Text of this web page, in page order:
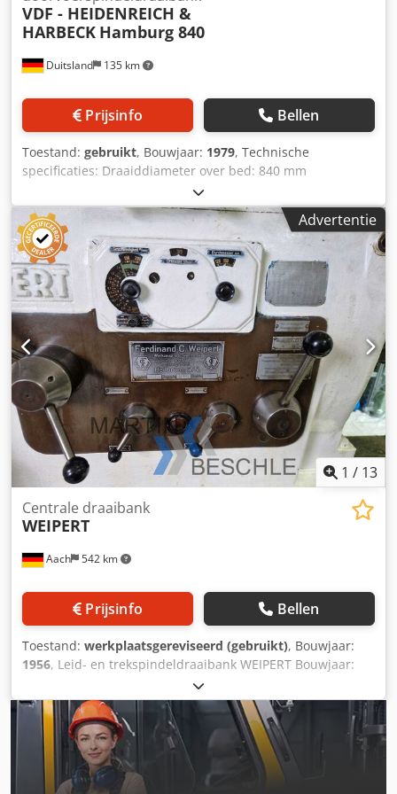
Duitsland 135 km
VDF - HEIDENREICH &
HARBECK Hamburg 840
Prijsinfo Bellen
Toestand: gebruikt, Bouwjaar: 1979, Technische
specificaties: Draaiddiameter over bed: 840 mm
Draaiddiameter over steun: 520 mm Draailengte: 4000 mm
Draaiddiameter in de conus: 920 mm Lengte van de conus:
500 mm Dkedpfx Ajzm S Ahof Uor Spindeltoerentallen: 7,1
- 1400 omw/min Voeding per omwenteling: 0,032 - 2,24
mm 4-klauwplaat diameter: 800 mm Totaal
vermogensverbruik: 22 kW Machinegewicht ca.: 6,5 ton
Benodigde ruimte ca.: 6,5 x 1,5 x 2,0 m met digitale
uitlezing HEIDENHAIN 3-klauwplaat, diameter 315 mm
MULTIFIX gereedschaphouder 2 vaste steunen (doorgang
340 mm, 520 mm)
Advertentie
1 / 13
Aach 542 km
Centrale draaibank
WEIPERT
Prijsinfo Bellen
Toestand: werkplaatsgereviseerd (gebruikt), Bouwjaar:
1956, Leid- en trekspindeldraaibank WEIPERT Bouwjaar:
1956 Spilboring: 90 mm Afstand tussen de centers: 3000
mm Draaidiameter over bed: 800 mm Draaidiameter over
support: 610 mm Draaidiameter in de uitholling: 1120 mm
Toerentalbereik: 7,5 – 475 omw/min Met de volgende
accessoires: Multifix-gereedschapshouder met 11
inzetstukken Koelvloeistofinstallatie Drieklauwplaat Ø315